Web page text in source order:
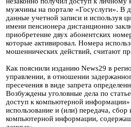
мужчины на портале «Госуслуги». В
данные учетной записи и используя
имени пенсионера дистанционно
приобретение двух абонентских
которые активировал. Номера
мошеннических действий, считают
Как пояснили изданию News29 в
управлении, в отношении
пресечения в виде запрета
Возбуждены уголовные дела по
доступ к компьютерной информации»
использование и (или) передача, сбор
компьютерной информации,